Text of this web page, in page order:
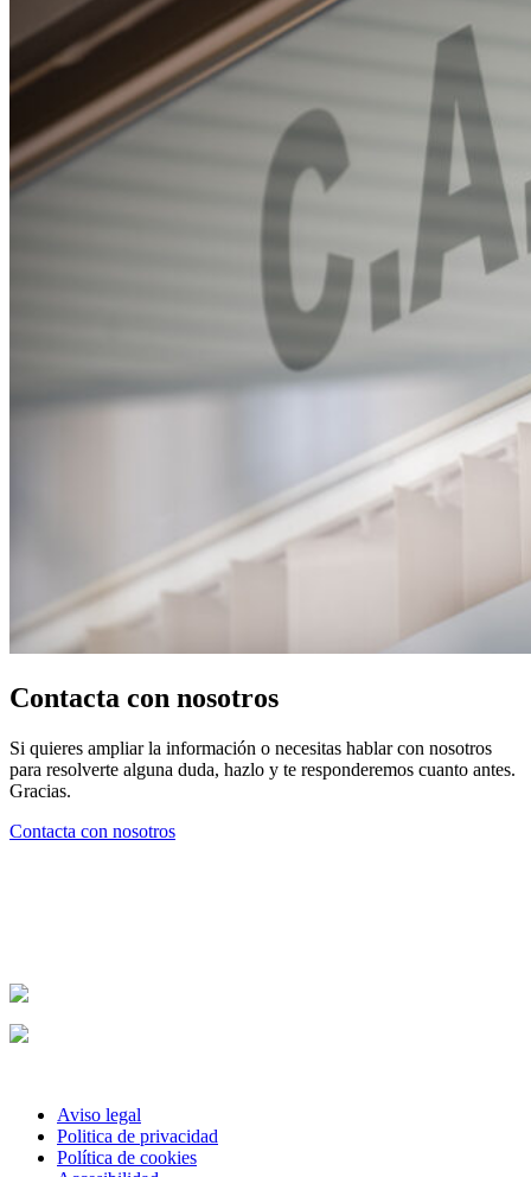
Contacta con nosotros
Si quieres ampliar la información o necesitas hablar con nosotros
para resolverte alguna duda, hazlo y te responderemos cuanto antes.
Gracias.
Contacta con nosotros
Aviso legal
Politica de privacidad
Política de cookies